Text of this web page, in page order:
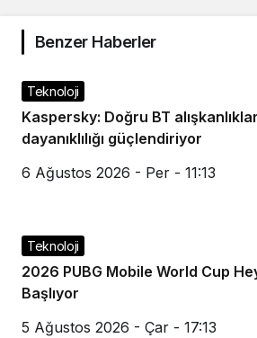
Benzer Haberler
Teknoloji
Kaspersky: Doğru BT
dayanıklılığı güçlendiriyor
6 Ağustos 2026 - Per - 11:13
Teknoloji
2026 PUBG Mobile World Cup
Başlıyor
5 Ağustos 2026 - Çar - 17:13